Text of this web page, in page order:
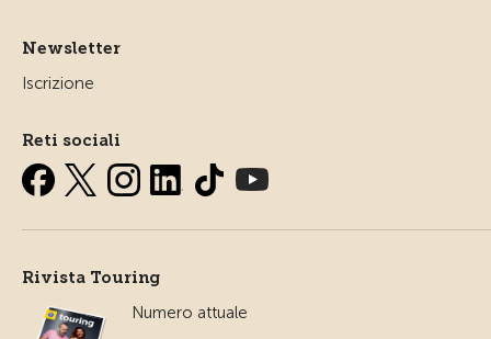
Newsletter
Iscrizione
Reti sociali
Rivista Touring
Numero attuale